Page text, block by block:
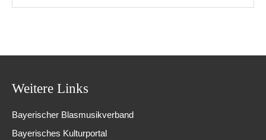
Weitere Links
Bayerischer Blasmusikverband
Bayerisches Kulturportal